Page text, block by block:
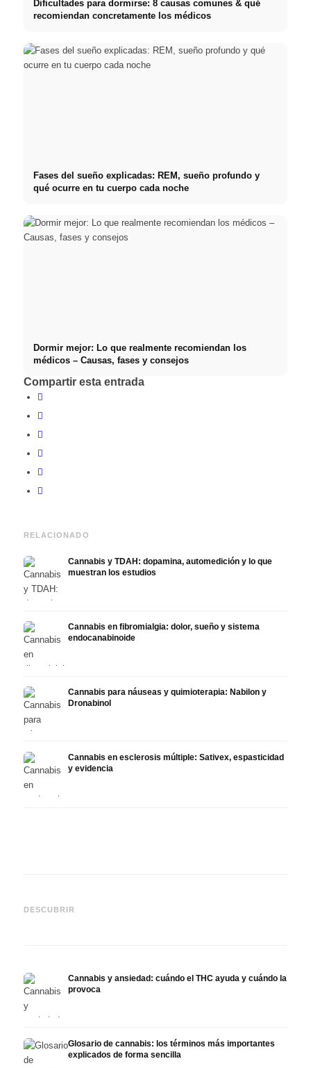
Dificultades para dormirse: 8 causas comunes & qué
recomiendan concretamente los médicos
Fases del sueño explicadas: REM, sueño profundo y
qué ocurre en tu cuerpo cada noche
Dormir mejor: Lo que realmente recomiendan los
médicos – Causas, fases y consejos
Compartir esta entrada
RELACIONADO
Cannabis y TDAH: dopamina, automedición y lo que
muestran los estudios
Cannabis en fibromialgia: dolor, sueño y sistema
endocanabinoide
Cannabis para náuseas y quimioterapia: Nabilon y
Dronabinol
Cannabis en esclerosis múltiple: Sativex, espasticidad
y evidencia
DESCUBRIR
Epidiolex y el estado actual
Cannabis y ansiedad: cuándo el THC ayuda y cuándo la
provoca
Glosario de cannabis: los términos más importantes
explicados de forma sencilla